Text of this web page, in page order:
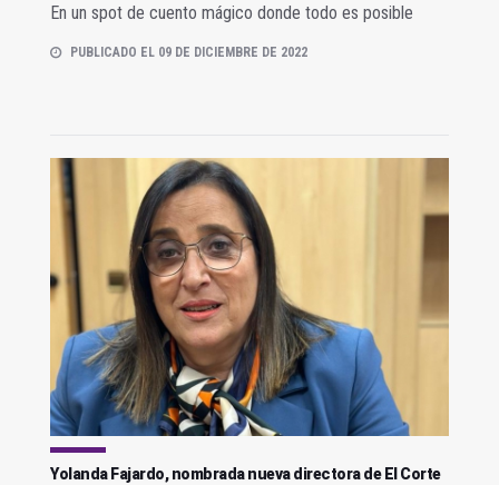
En un spot de cuento mágico donde todo es posible
PUBLICADO EL 09 DE DICIEMBRE DE 2022
Yolanda Fajardo, nombrada nueva directora de El Corte